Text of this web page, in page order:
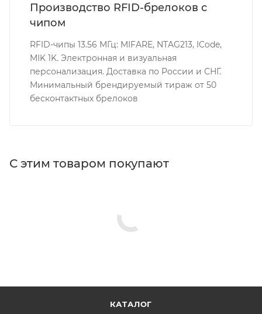
Производство RFID-брелоков с
чипом
RFID-чипы 13.56 МГц: MIFARE, NTAG213, ICode,
MIK 1K. Электронная и визуальная
персонализация. Доставка по России и СНГ.
Минимальный брендируемый тираж от 50
бесконтактных брелоков
С этим товаром покупают
КАТАЛОГ